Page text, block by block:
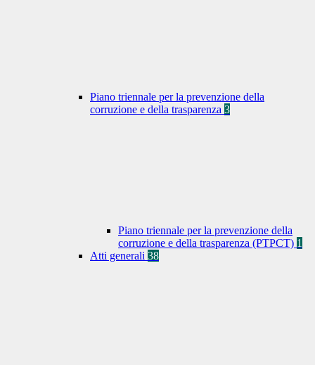
Piano triennale per la prevenzione della
corruzione e della trasparenza 3
Piano triennale per la prevenzione della
corruzione e della trasparenza (PTPCT) 1
Atti generali 38